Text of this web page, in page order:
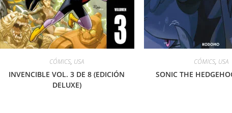
CÓMICS, USA
INVENCIBLE VOL. 3 DE 8 (EDICIÓN
DELUXE)
CÓMICS, USA
SONIC THE